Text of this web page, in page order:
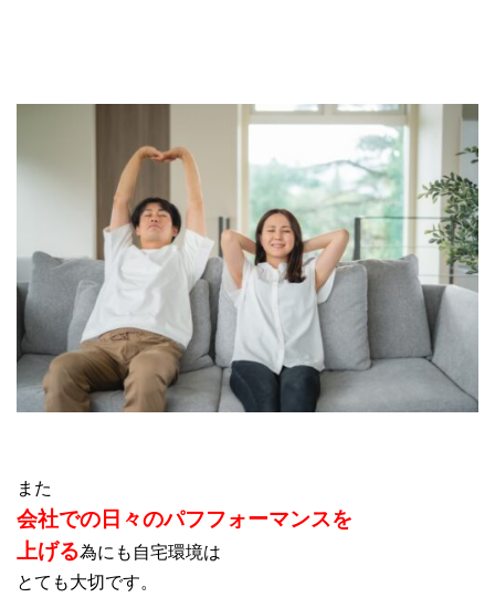
また
会社での日々のパフフォーマンスを
上げる為にも自宅環境は
とても大切です。